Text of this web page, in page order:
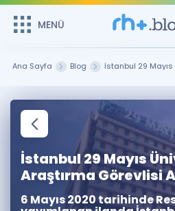
MENÜ
Şifremi
GİRİŞ
Sepetin Şu
Remzi Hoca ile seni sınava
bekliyor!
MENÜ
Çalışma Paketleri
Kitaplar ve Kaynaklar
Katılımcı Görüşleri
Ana Sayfa Blog İstanbul 29 Mayıs
İstanbul 29 Mayıs
Araştırma Görevlisi
6 Mayıs 2020 tarihinde